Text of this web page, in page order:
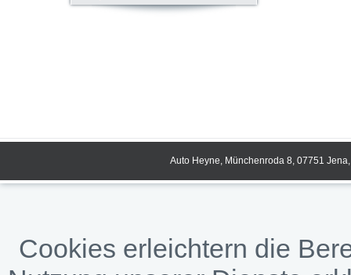
Auto Heyne, Münchenroda 8, 07751
Cookies erleichtern die